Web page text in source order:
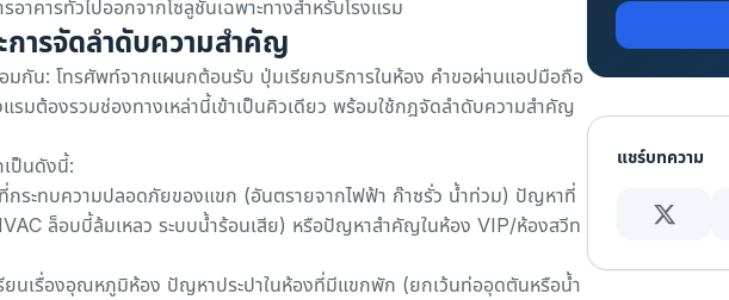
คารทั่วไปออกจากโซลูชันเฉพาะทางสำหรับโรงแรม
การจัดลำดับความสำคัญ
มกัน: โทรศัพท์จากแผนกต้อนรับ ปุ่มเรียกบริการในห้อง คำขอผ่านแอปมือถือ
รมต้องรวมช่องทางเหล่านี้เข้าเป็นคิวเดียว พร้อมใช้กฎจัดลำดับความสำคัญ
ป็นดังนี้:
ระทบความปลอดภัยของแขก (อันตรายจากไฟฟ้า ก๊าซรั่ว น้ำท่วม) ปัญหาที่
ล็อบบี้ล้มเหลว ระบบน้ำร้อนเสีย) หรือปัญหาสำคัญในห้อง VIP/ห้องสวีท
ยนเรื่องอุณหภูมิห้อง ปัญหาประปาในห้องที่มีแขกพัก (ยกเว้นท่ออุดตันหรือน้ำ
แชร์บทความ